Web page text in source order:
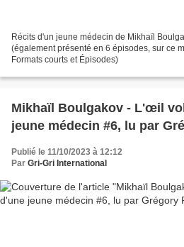
Récits d'un jeune médecin de Mikhaïl
(également présenté en 6 épisodes, sur ce
Formats courts et Épisodes)
Mikhaïl Boulgakov - L'œil
jeune médecin #6, lu par
Publié le 11/10/2023 à 12:12
Par Gri-Gri International